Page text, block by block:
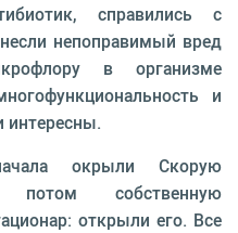
справились с
непоправимый вред
в организме
и
окрыли Скорую
собственную
открыли его. Все